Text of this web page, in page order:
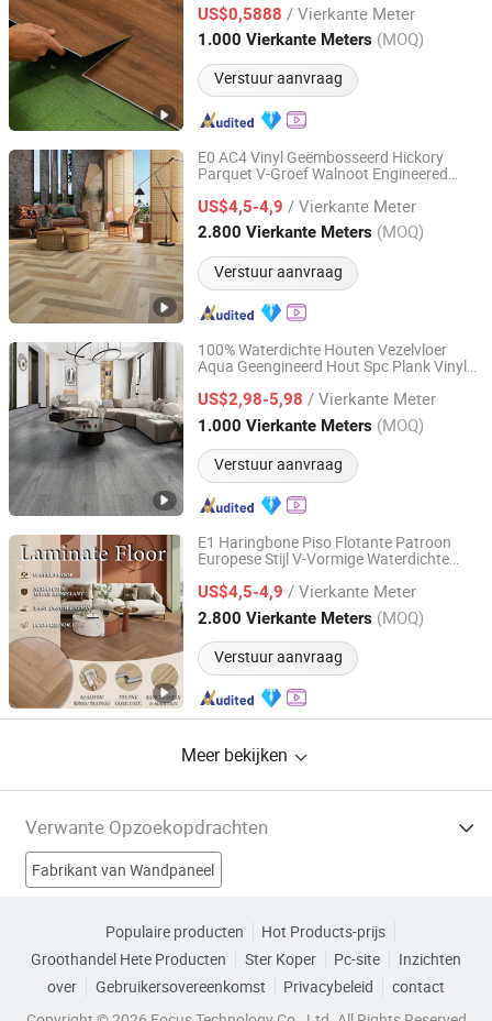
Starre Vinyl Plank Spc Vloer Klik Vinyl
Tegel
US$0,5888 / Vierkante Meter
1.000 Vierkante Meters (MOQ)
Verstuur aanvraag
Jiangsu, China Sinds 2023
E0 AC4 Vinyl Geëmbosseerd Hickory
Parquet V-Groef Walnoot Engineered
US$4,5-4,9 / Vierkante Meter
2.800 Vierkante Meters (MOQ)
Verstuur aanvraag
Changzhou Richwood Decorative Material Co., Ltd.
Jiangsu, China Sinds 2016
100% Waterdichte Houten Vezelvloer
Aqua Geengineerd Hout Spc Plank Vinyl
voor Woonkamer Eetkamer Kantoors
US$2,98-5,98 / Vierkante Meter
1.000 Vierkante Meters (MOQ)
Verstuur aanvraag
Changzhou Richwood Decorative Material Co., Ltd.
Jiangsu, China Sinds 2016
E1 Haringbone Piso Flotante Patroon
Europese Stijl V-Vormige Waterdichte
Laminaatvloerenvoor de Woonkamer
met CE, SGS, ISO9001
US$4,5-4,9 / Vierkante Meter
2.800 Vierkante Meters (MOQ)
Verstuur aanvraag
Changzhou Richwood Decorative Material Co., Ltd.
Jiangsu, China Sinds 2016
Meer bekijken
Verwante Opzoekopdrachten
Fabrikant van Wandpaneel
Fabrikant van PVC Vloerbedekking
Populaire producten
Hot Products-prijs
Groothandel Hete Producten
Ster Koper Pc-site
Inzichten
over
Gebruikersovereenkomst Privacybeleid
contact